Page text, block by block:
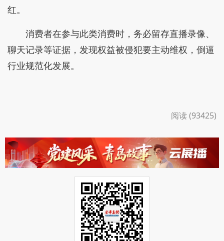
红。
消费者在参与此类消费时，务必留存直播录像、
聊天记录等证据，发现权益被侵犯要主动维权，倒逼
行业规范化发展。
阅读 (93425)